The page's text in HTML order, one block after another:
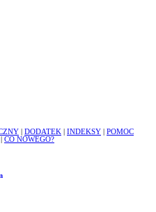
DODATEK INDEKSY
POMOC
CO NOWEGO?